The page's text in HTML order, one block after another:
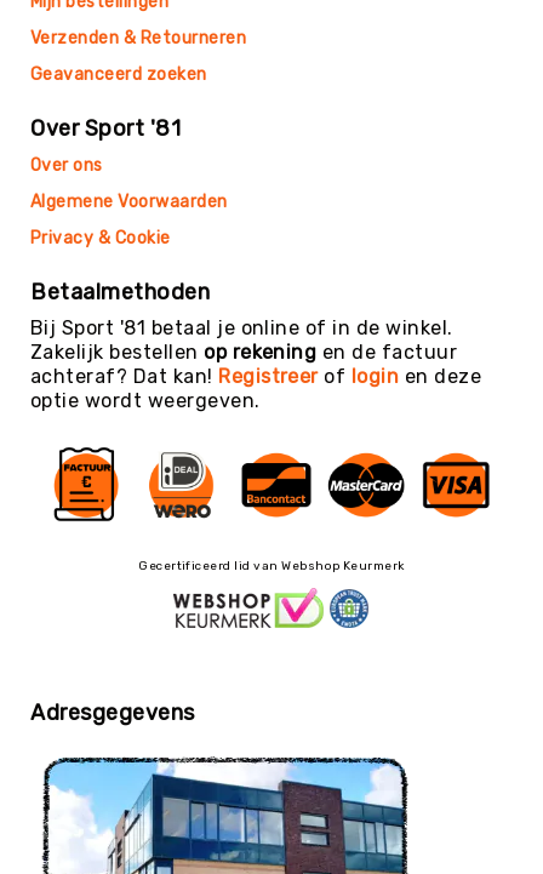
Voetbal
Volleybal
Meditatie
Bolsters
Yoga
Accessoires
KinderYoga
Meditatiekussens
Yoga
Pakketten
Yogamat
Zaalvoetbal
Zaalvoetballen
Zeskamp
BALLEN
Sportballen
American
Football
Basketballen
Beachvolleyballen
Verzenden & Retourneren
Geavanceerd zoeken
Over Sport '81
Over ons
Algemene Voorwaarden
Privacy & Cookie
Betaalmethoden
Bij Sport '81 betaal je online of in de winkel.
Zakelijk bestellen op rekening en de factuur
achteraf? Dat kan! Registreerof login en deze
optie wordt weergeven.
Gecertificeerd lid van Webshop Keurmerk
Adresgegevens